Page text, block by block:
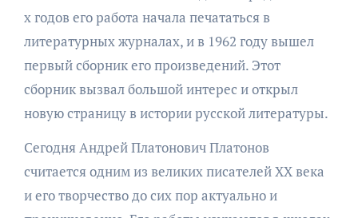
х годов его работа начала печататься в
литературных журналах, и в 1962 году вышел
первый сборник его произведений. Этот
сборник вызвал большой интерес и открыл
новую страницу в истории русской литературы.
Сегодня Андрей Платонович Платонов
считается одним из великих писателей XX века
и его творчество до сих пор актуально и